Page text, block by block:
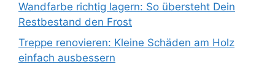
Wandfarbe richtig lagern: So übersteht Dein
Restbestand den Frost
Treppe renovieren: Kleine Schäden am Holz
einfach ausbessern